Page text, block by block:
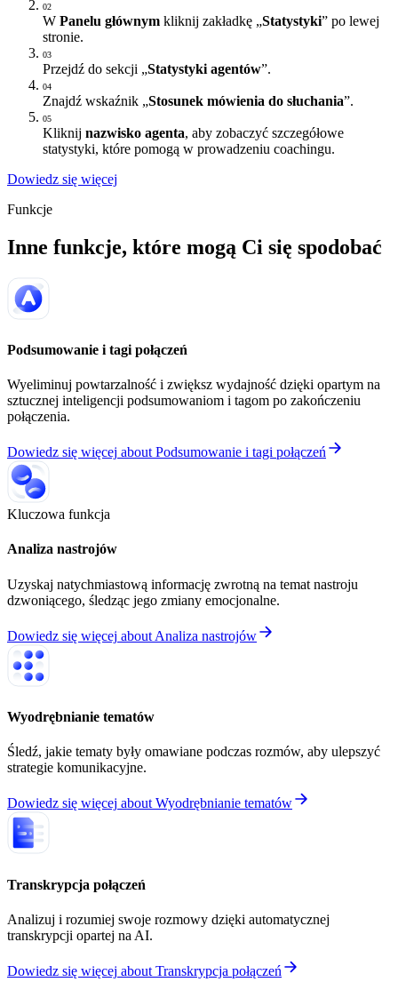
02
W Panelu głównym kliknij zakładkę „Statystyki” po lewej
stronie.
03
Przejdź do sekcji „Statystyki agentów”.
04
Znajdź wskaźnik „Stosunek mówienia do słuchania”.
05
Kliknij nazwisko agenta, aby zobaczyć szczegółowe
statystyki, które pomogą w prowadzeniu coachingu.
Dowiedz się więcej
Funkcje
Inne funkcje, które mogą Ci się spodobać
Podsumowanie i tagi połączeń
Wyeliminuj powtarzalność i zwiększ wydajność dzięki opartym na
sztucznej inteligencji podsumowaniom i tagom po zakończeniu
połączenia.
Dowiedz się więcej about Podsumowanie i tagi połączeń
Kluczowa funkcja
Analiza nastrojów
Uzyskaj natychmiastową informację zwrotną na temat nastroju
dzwoniącego, śledząc jego zmiany emocjonalne.
Dowiedz się więcej about Analiza nastrojów
Wyodrębnianie tematów
Śledź, jakie tematy były omawiane podczas rozmów, aby ulepszyć
strategie komunikacyjne.
Dowiedz się więcej about Wyodrębnianie tematów
Transkrypcja połączeń
Analizuj i rozumiej swoje rozmowy dzięki automatycznej
transkrypcji opartej na AI.
Dowiedz się więcej about Transkrypcja połączeń